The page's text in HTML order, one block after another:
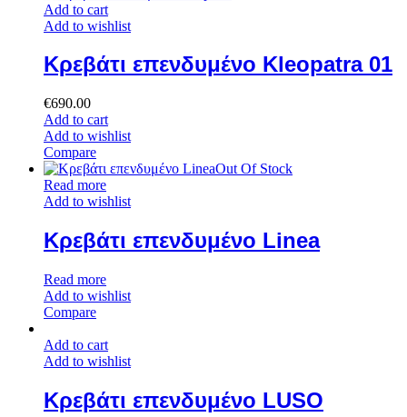
Add to cart
Add to wishlist
Κρεβάτι επενδυμένο Kleopatra 01
€690.00
Add to cart
Add to wishlist
Compare
Out Of Stock
Read more
Add to wishlist
Κρεβάτι επενδυμένο Linea
Read more
Add to wishlist
Compare
Add to cart
Add to wishlist
Κρεβάτι επενδυμένο LUSO